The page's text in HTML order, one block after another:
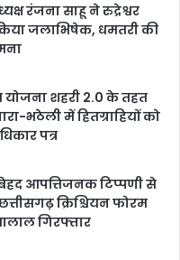
रंजना साहू ने रुद्रेश्वर
जलाभिषेक, धमतरी की
योजना शहरी 2.0 के तहत
भठेली में हितग्राहियों को
पत्र
आपत्तिजनक टिप्पणी से
क्रिश्चियन फोरम
गिरफ्तार